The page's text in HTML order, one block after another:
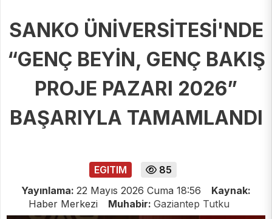
SANKO ÜNİVERSİTESİ'NDE
“GENÇ BEYİN, GENÇ BAKIŞ
PROJE PAZARI 2026”
BAŞARIYLA TAMAMLANDI
EGITIM
85
Yayınlama: 22 Mayıs 2026 Cuma 18:56
Kaynak:
Haber Merkezi
Muhabir: Gaziantep Tutku